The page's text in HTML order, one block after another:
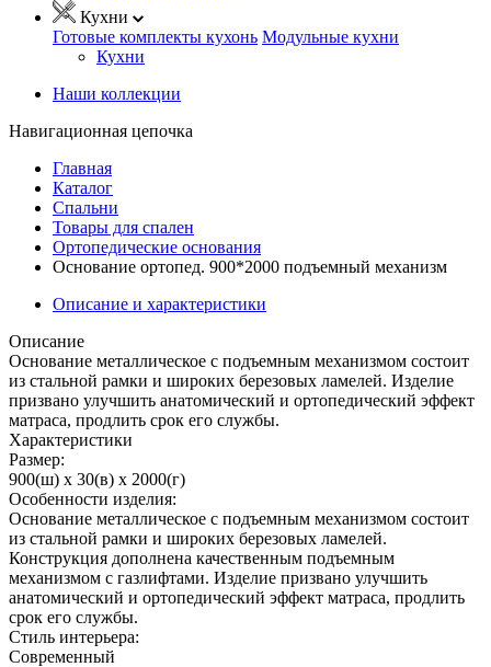
Кухни
Готовые комплекты кухонь Модульные кухни
Кухни
Наши коллекции
Навигационная цепочка
Главная
Каталог
Спальни
Товары для спален
Ортопедические основания
Основание ортопед. 900*2000 подъемный механизм
Описание и характеристики
Описание
Основание металлическое с подъемным механизмом состоит
из стальной рамки и широких березовых ламелей. Изделие
призвано улучшить анатомический и ортопедический эффект
матраса, продлить срок его службы.
Характеристики
Размер:
900(ш) x 30(в) x 2000(г)
Особенности изделия:
Основание металлическое с подъемным механизмом состоит
из стальной рамки и широких березовых ламелей.
Конструкция дополнена качественным подъемным
механизмом с газлифтами. Изделие призвано улучшить
анатомический и ортопедический эффект матраса, продлить
срок его службы.
Стиль интерьера:
Современный